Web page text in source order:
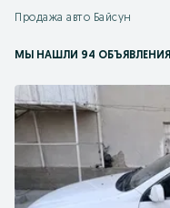
Продажа авто Байсун
МЫ НАШЛИ 94 ОБЪЯВЛЕНИЯ